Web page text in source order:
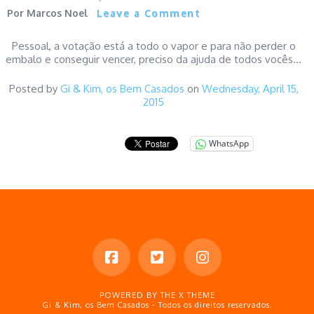
Marcos Noel Leave a Comment
Pessoal, a votação está a todo o vapor e para não perder o
embalo e conseguir vencer, preciso da ajuda de todos vocês…
Posted by Gi & Kim, os Bem Casados on Wednesday, April 15,
2015
WhatsApp
POWERED BY THE X THEME
Gi & Kim, os Bem Casados - Todos os direitos reservados.